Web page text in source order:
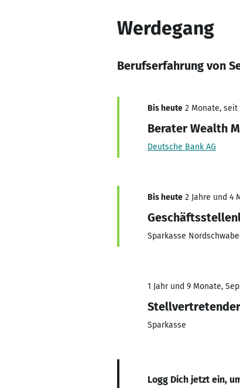
Werdegang
Berufserfahrung von
Bis heute 2 Monate, seit
Berater Wealth
Deutsche Bank AG
Bis heute 2 Jahre und 4
Sparkasse
1 Jahr und 9 Monate,
Sparkasse
Logg Dich jetzt ein,